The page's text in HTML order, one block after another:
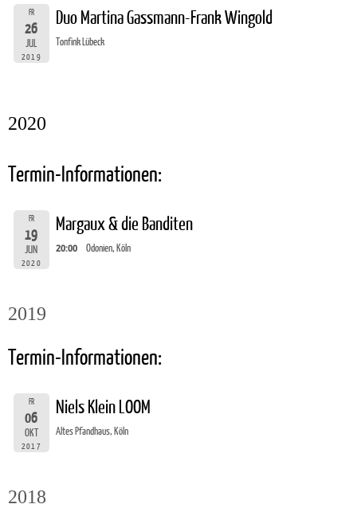
FR
26
JUL
2019
Duo Martina Gassmann-Frank Wingold
Tonfink Lübeck
2020
Termin-Informationen:
FR
19
JUN
2020
Margaux & die Banditen
20:00 Odonien, Köln
2019
Termin-Informationen:
FR
06
OKT
2017
Niels Klein LOOM
Altes Pfandhaus, Köln
2018